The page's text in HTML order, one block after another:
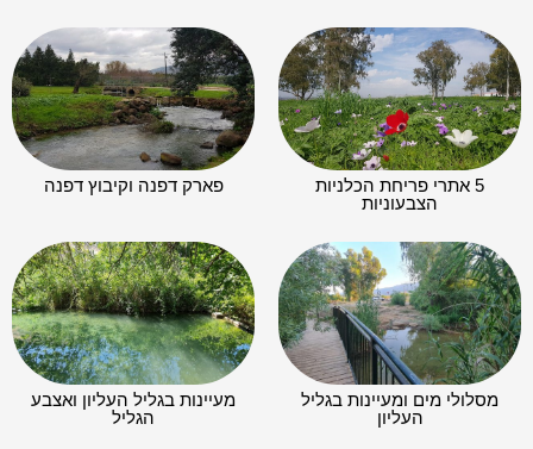
5 אתרי פריחת הכלניות
הצבעוניות
פארק דפנה וקיבוץ דפנה
מסלולי מים ומעיינות בגליל
העליון
מעיינות בגליל העליון ואצבע
הגליל